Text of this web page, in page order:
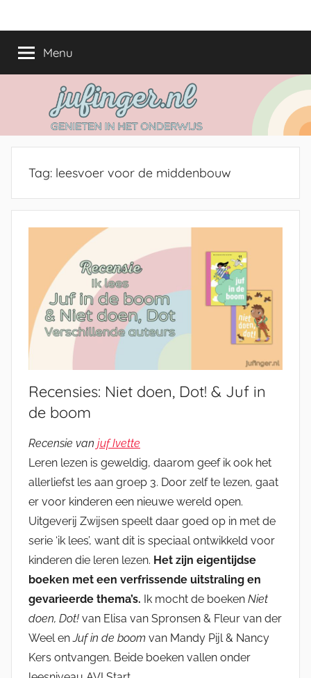
naarjufinger.nl
het
onderwijs
Menu
Tag: leesvoer voor de middenbouw
Recensies: Niet doen, Dot! & Juf in
de boom
Recensie van juf Ivette
Leren lezen is geweldig, daarom geef ik ook het
allerliefst les aan groep 3. Door zelf te lezen, gaat
er voor kinderen een nieuwe wereld open.
Uitgeverij Zwijsen speelt daar goed op in met de
serie ‘ik lees’, want dit is speciaal ontwikkeld voor
kinderen die leren lezen. Het zijn eigentijdse
boeken met een verfrissende uitstraling en
gevarieerde thema’s. Ik mocht de boeken Niet
doen, Dot! van Elisa van Spronsen & Fleur van der
Weel enJuf in de boom van Mandy Pijl & Nancy
Kers ontvangen. Beide boeken vallen onder